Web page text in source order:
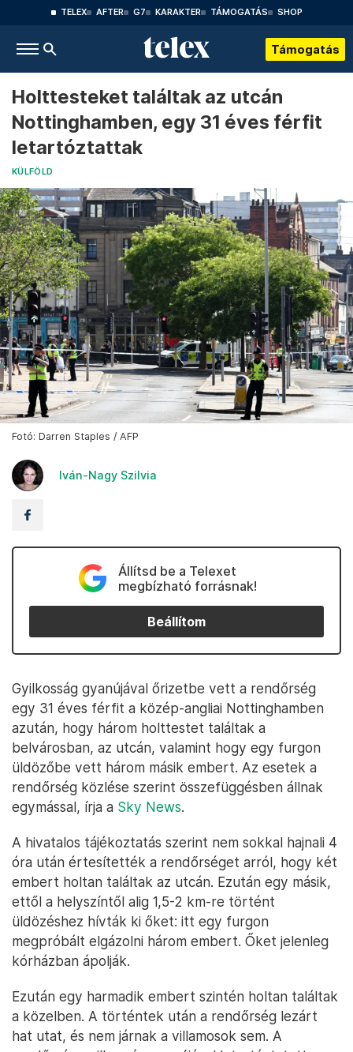
TELEX AFTER G7 KARAKTER TÁMOGATÁS SHOP
Támogatás
Holttesteket találtak az utcán
Nottinghamben, egy 31 éves férfit
letartóztattak
KÜLFÖLD
Fotó: Darren Staples / AFP
Iván-Nagy Szilvia
Állítsd be a Telexet
megbízható forrásnak!
Beállítom
Gyilkosság gyanújával őrizetbe vett a rendőrség
egy 31 éves férfit a közép-angliai Nottinghamben
azután, hogy három holttestet találtak a
belvárosban, az utcán, valamint hogy egy furgon
üldözőbe vett három másik embert. Az esetek a
rendőrség közlése szerint összefüggésben állnak
egymással, írja a Sky News.
A hivatalos tájékoztatás szerint nem sokkal hajnali 4
óra után értesítették a rendőrséget arról, hogy két
embert holtan találtak az utcán. Ezután egy másik,
ettől a helyszíntől alig 1,5-2 km-re történt
üldözéshez hívták ki őket: itt egy furgon
megpróbált elgázolni három embert. Őket jelenleg
kórházban ápolják.
Ezután egy harmadik embert szintén holtan találtak
a közelben. A történtek után a rendőrség lezárt
hat utat, és nem járnak a villamosok sem. A